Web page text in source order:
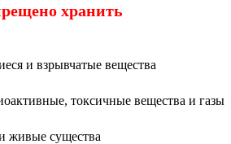
хранить
и взрывчатые вещества
токсичные вещества и газы
живые существа